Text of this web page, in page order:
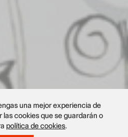
una mejor experiencia de
cookies que se guardarán o
política de cookies.